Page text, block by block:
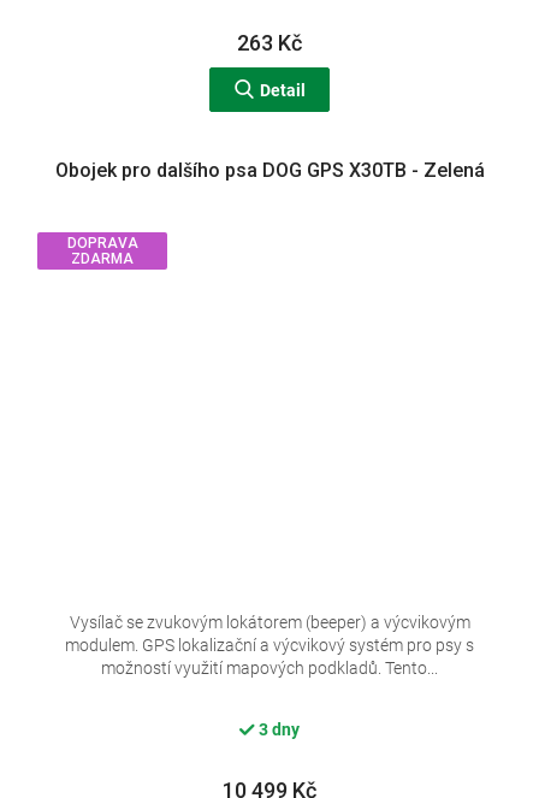
263 Kč
Detail
DOPRAVA
ZDARMA
Obojek pro dalšího psa DOG GPS X30TB - Zelená
3 dny
10 499 Kč
Vysílač se zvukovým lokátorem (beeper) a výcvikovým
modulem. GPS lokalizační a výcvikový systém pro psy s
možností využití mapových podkladů. Tento...